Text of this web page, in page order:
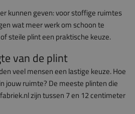
kunnen geven: voor stoffige ruimtes
wat meer werk om schoon te
steile plint een praktische keuze.
van de plint
veel mensen een lastige keuze. Hoe
jouw ruimte? De meeste plinten die
zijn tussen 7 en 12 centimeter